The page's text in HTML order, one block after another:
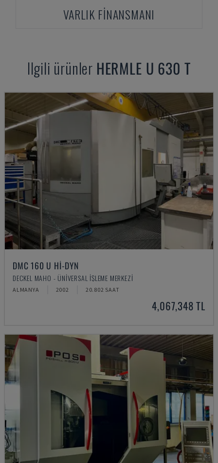
VARLIK FINANSMANI
Ilgili ürünler HERMLE U 630 T
DMC 160 U HI-DYN
DECKEL MAHO - ÜNIVERSAL İŞLEME MERKEZI
ALMANYA 2002 20.802 SAAT
4,067,348 TL